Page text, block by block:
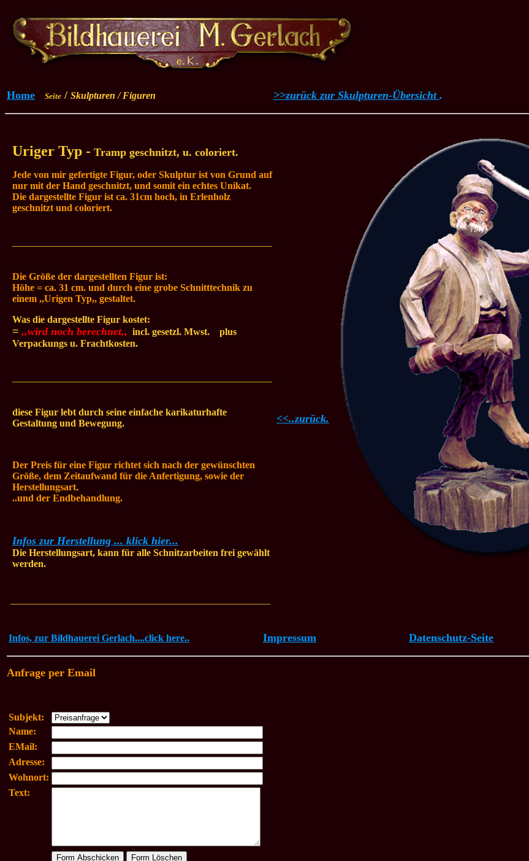
Home Seite / Skulpturen / Figuren >>zurück zur Skulpturen-Übersicht .
Uriger Typ - Tramp geschnitzt, u. coloriert.
Jede von mir gefertigte Figur, oder Skulptur ist von Grund auf
nur mit der Hand geschnitzt, und somit ein echtes Unikat.
Die dargestellte Figur ist ca. 31cm hoch, in Erlenholz
geschnitzt und coloriert.
Die Größe der dargestellten Figur ist:
Höhe = ca. 31 cm. und durch eine grobe Schnitttechnik zu
einem ,,Urigen Typ,, gestaltet.
Was die dargestellte Figur kostet:
= ,,wird noch berechnet,, incl. gesetzl. Mwst.
plus
Verpackungs u. Frachtkosten.
diese Figur lebt durch seine einfache karikaturhafte
Gestaltung und Bewegung.
Der Preis für eine Figur richtet sich nach der gewünschten
Größe, dem Zeitaufwand für die Anfertigung, sowie der
Herstellungsart.
..und der Endbehandlung.
Infos zur Herstellung ... klick hier...
Die Herstellungsart, kann für alle Schnitzarbeiten frei gewählt
werden.
<<..zurück.
Infos, zur Bildhauerei Gerlach....click here.. Impressum Datenschutz-Seite
Anfrage per Email
Subjekt:
Name:
EMail:
Adresse:
Wohnort:
Text: